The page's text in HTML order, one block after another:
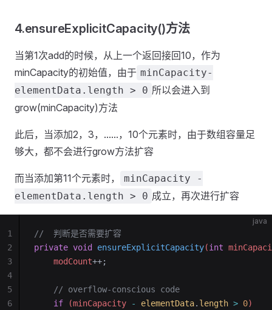
4.ensureExplicitCapacity()方法
当第1次add的时候，从上一个返回接回10，作为
minCapacity的初始值，由于 minCapacity-
elementData.length > 0 所以会进入到
grow(minCapacity)方法
此后，当添加2，3，......，10个元素时，由于数组容量足
够大，都不会进行grow方法扩容
而当添加第11个元素时，
minCapacity -
elementData.length > 0 成立，再次进行扩容
java
//  判断是否需要扩容
private void ensureExplicitCapacity(int
    modCount
++;
    // overflow-conscious code
    if
(minCapacity - elementData. length > 0)
1
2
3
4
5
6